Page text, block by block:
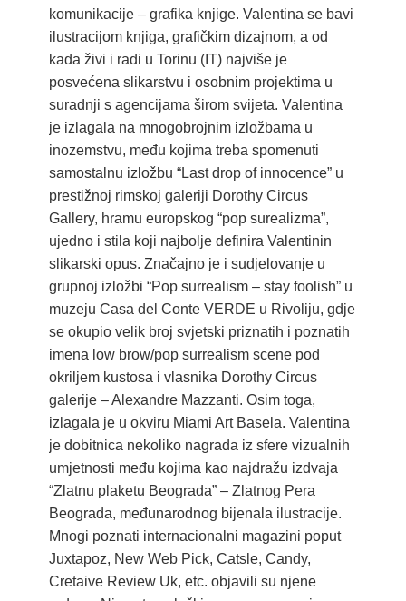
komunikacije – grafika knjige. Valentina se bavi
ilustracijom knjiga, grafičkim dizajnom, a od
kada živi i radi u Torinu (IT) najviše je
posvećena slikarstvu i osobnim projektima u
suradnji s agencijama širom svijeta. Valentina
je izlagala na mnogobrojnim izložbama u
inozemstvu, među kojima treba spomenuti
samostalnu izložbu “Last drop of innocence” u
prestižnoj rimskoj galeriji Dorothy Circus
Gallery, hramu europskog “pop surealizma”,
ujedno i stila koji najbolje definira Valentinin
slikarski opus. Značajno je i sudjelovanje u
grupnoj izložbi “Pop surrealism – stay foolish” u
muzeju Casa del Conte VERDE u Rivoliju, gdje
se okupio velik broj svjetski priznatih i poznatih
imena low brow/pop surrealism scene pod
okriljem kustosa i vlasnika Dorothy Circus
galerije – Alexandre Mazzanti. Osim toga,
izlagala je u okviru Miami Art Basela. Valentina
je dobitnica nekoliko nagrada iz sfere vizualnih
umjetnosti među kojima kao najdražu izdvaja
“Zlatnu plaketu Beograda” – Zlatnog Pera
Beograda, međunarodnog bijenala ilustracije.
Mnogi poznati internacionalni magazini poput
Juxtapoz, New Web Pick, Catsle, Candy,
Cretaive Review Uk, etc. objavili su njene